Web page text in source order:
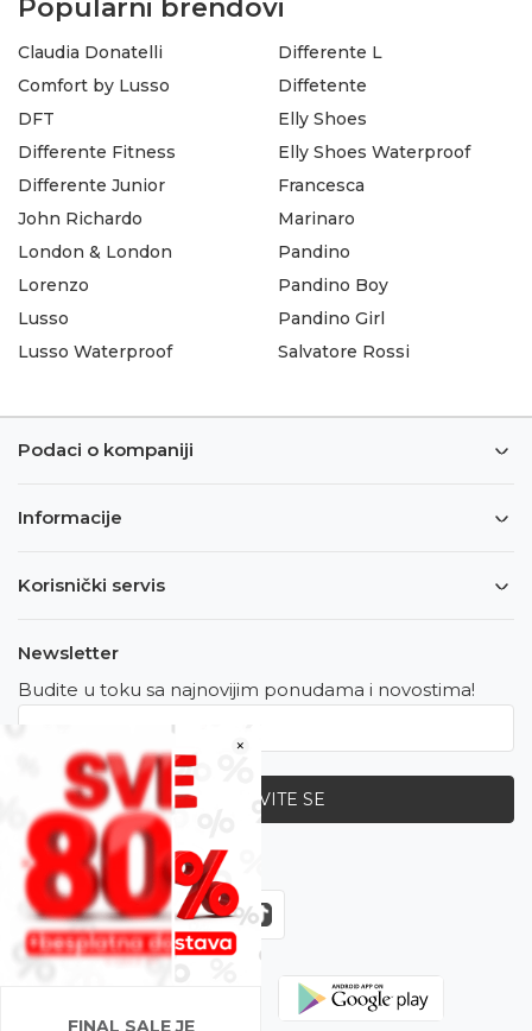
×
FINAL SALE JE
Popularni brendovi
Claudia Donatelli
Comfort by Lusso
DFT
Differente Fitness
Differente Junior
Differente L
Diffetente
Elly Shoes
Elly Shoes Waterproof
Francesca
John Richardo
London & London
Lorenzo
Lusso
Lusso Waterproof
Marinaro
Pandino
Pandino Boy
Pandino Girl
Salvatore Rossi
Podaci o kompaniji
Informacije
Korisnički servis
Newsletter
Budite u toku sa najnovijim ponudama i novostima!
PRIJAVITE SE
Zapratite nas